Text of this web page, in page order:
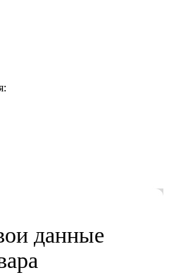
данные